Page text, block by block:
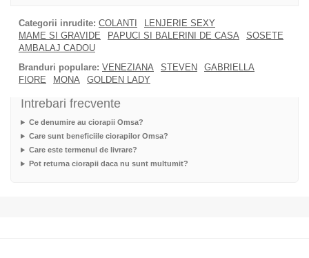
Categorii inrudite: COLANTI
LENJERIE SEXY
MAME SI GRAVIDE
PAPUCI SI BALERINI DE CASA
SOSETE
AMBALAJ CADOU
Branduri populare: VENEZIANA STEVEN
GABRIELLA
FIORE
MONA GOLDEN LADY
Intrebari frecvente
Ce denumire au ciorapii Omsa?
Care sunt beneficiile ciorapilor Omsa?
Care este termenul de livrare?
Pot returna ciorapii daca nu sunt multumit?